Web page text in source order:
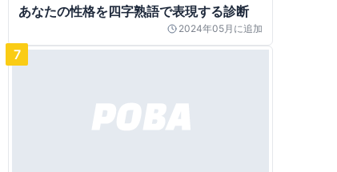
あなたの性格を四字熟語で表現する診断
2024年05月 に追加
7